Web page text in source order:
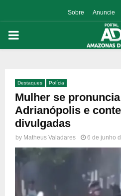
Sobre Anuncie
PRIMARY
Destaques Polícia
Mulher se
Adrianópolis e
divulgadas
by Matheus Valadares 6 de junho